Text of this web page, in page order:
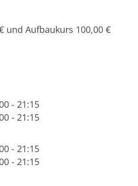
und Aufbaukurs 100,00 €
- 21:15
- 21:15
- 21:15
- 21:15